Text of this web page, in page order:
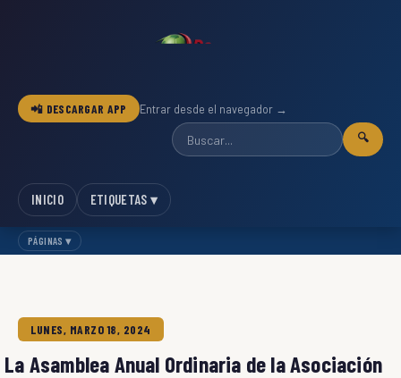
📲 DESCARGAR APP Entrar desde el navegador →
🔍
INICIO ETIQUETAS ▾
PÁGINAS ▾
LUNES, MARZO 18, 2024
La Asamblea Anual Ordinaria de la Asociación